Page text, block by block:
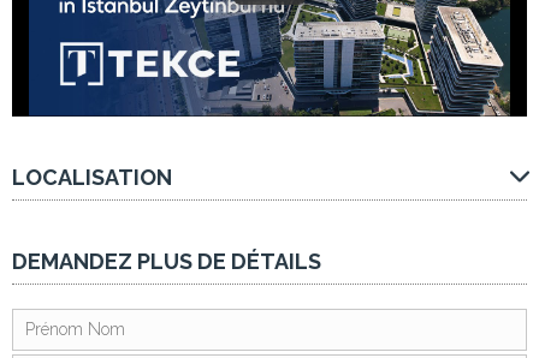
LOCALISATION
DEMANDEZ PLUS DE DÉTAILS